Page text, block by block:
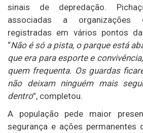
sinais de depredação.
associadas a organizações
registradas em vários pontos
“Não é só a pista, o parque está
que era para esporte e
quem frequenta. Os guardas
não deixam ninguém mais
dentro”, completou.
A população pede maior
segurança e ações permanentes